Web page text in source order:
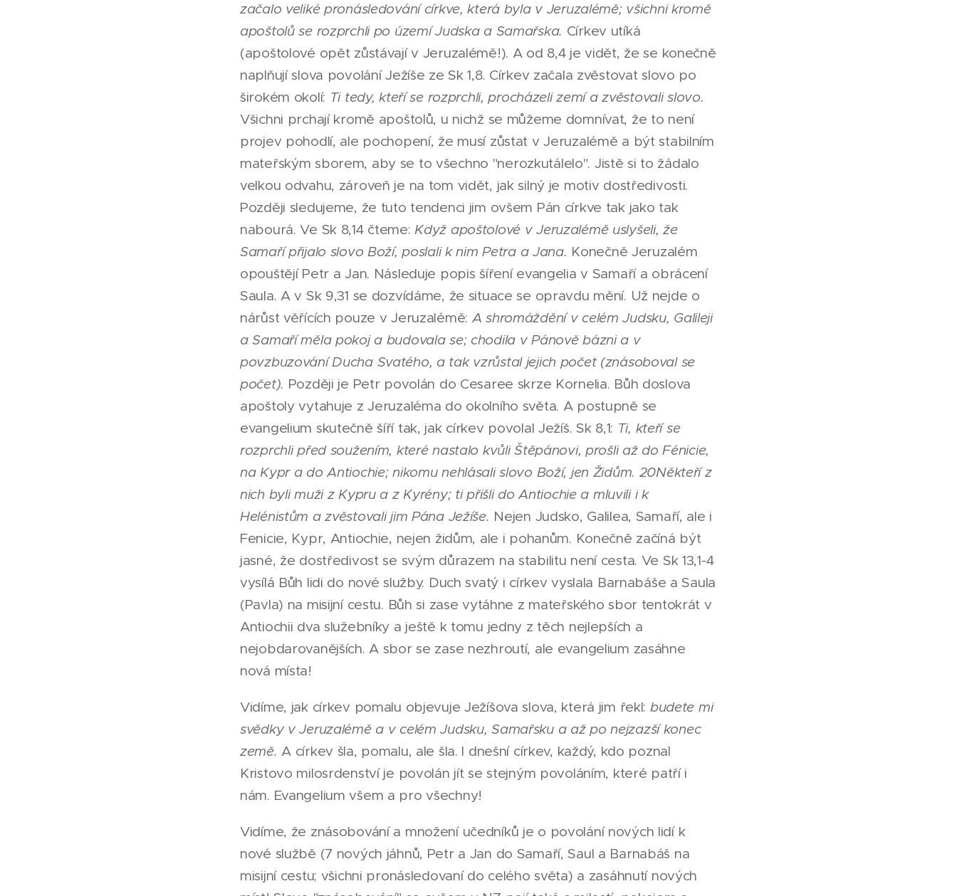
začalo veliké pronásledování církve, která byla v Jeruzalémě; všichni kromě
apoštolů se rozprchli po území Judska a Samařska. Církev utíká
(apoštolové opět zůstávají v Jeruzalémě!). A od 8,4 je vidět, že se konečně
naplňují slova povolání Ježíše ze Sk 1,8. Církev začala zvěstovat slovo po
širokém okolí: Ti tedy, kteří se rozprchli, procházeli zemí a zvěstovali slovo.
Všichni prchají kromě apoštolů, u nichž se můžeme domnívat, že to není
projev pohodlí, ale pochopení, že musí zůstat v Jeruzalémě a být stabilním
mateřským sborem, aby se to všechno "nerozkutálelo". Jistě si to žádalo
velkou odvahu, zároveň je na tom vidět, jak silný je motiv dostředivosti.
Později sledujeme, že tuto tendenci jim ovšem Pán církve tak jako tak
nabourá. Ve Sk 8,14 čteme:Když apoštolové v Jeruzalémě uslyšeli, že
Samaří přijalo slovo Boží, poslali k nim Petra a Jana. Konečně Jeruzalém
opouštějí Petr a Jan. Následuje popis šíření evangelia v Samaří a obrácení
Saula. A v Sk 9,31 se dozvídáme, že situace se opravdu mění. Už nejde o
nárůst věřících pouze v Jeruzalémě: A shromáždění v celém Judsku, Galileji
a Samaří měla pokoj a budovala se; chodila v Pánově bázni a v
povzbuzování Ducha Svatého, a tak vzrůstal jejich počet (znásoboval se
počet). Později je Petr povolán do Cesaree skrze Kornelia. Bůh doslova
apoštoly vytahuje z Jeruzaléma do okolního světa. A postupně se
evangelium skutečně šíří tak, jak církev povolal Ježíš. Sk 8,1: Ti, kteří se
rozprchli před soužením, které nastalo kvůli Štěpánovi, prošli až do Fénicie,
na Kypr a do Antiochie; nikomu nehlásali slovo Boží, jen Židům. 20Někteří z
nich byli muži z Kypru a z Kyrény; ti přišli do Antiochie a mluvili i k
Helénistům a zvěstovali jim Pána Ježíše. Nejen Judsko, Galilea, Samaří, ale i
Fenicie, Kypr, Antiochie, nejen židům, ale i pohanům. Konečně začíná být
jasné, že dostředivost se svým důrazem na stabilitu není cesta. Ve Sk 13,1-4
vysílá Bůh lidi do nové služby. Duch svatý i církev vyslala Barnabáše a Saula
(Pavla) na misijní cestu. Bůh si zase vytáhne z mateřského sbor tentokrát v
Antiochii dva služebníky a ještě k tomu jedny z těch nejlepších a
nejobdarovanějších. A sbor se zase nezhroutí, ale evangelium zasáhne
nová místa!
Vidíme, jak církev pomalu objevuje Ježíšova slova, která jim řekl: budete mi
svědky v Jeruzalémě a v celém Judsku, Samařsku a až po nejzazší konec
země. A církev šla, pomalu, ale šla. I dnešní církev, každý, kdo poznal
Kristovo milosrdenství je povolán jít se stejným povoláním, které patří i
nám. Evangelium všem a pro všechny!
Vidíme, že znásobování a množení učedníků je o povolání nových lidí k
nové službě (7 nových jáhnů, Petr a Jan do Samaří, Saul a Barnabáš na
misijní cestu; všichni pronásledovaní do celého světa) a zasáhnutí nových